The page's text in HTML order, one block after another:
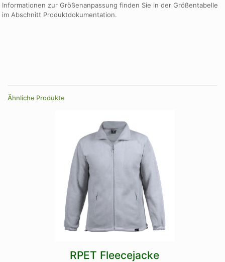
Informationen zur Größenanpassung finden Sie in der Größentabelle
im Abschnitt Produktdokumentation.
royalblau, schwarz, Seil, Tannengruen, weiß
3XL, 4XL, 5XL, L, M, S, XL, XS, XXL
Ähnliche Produkte
RPET Fleecejacke